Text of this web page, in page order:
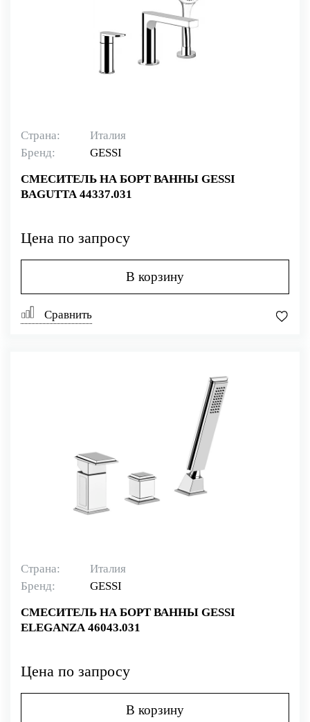
Страна:
Италия
Бренд:
GESSI
СМЕСИТЕЛЬ НА БОРТ ВАННЫ GESSI
BAGUTTA 44337.031
Цена по запросу
В корзину
Сравнить
Страна:
Италия
Бренд:
GESSI
СМЕСИТЕЛЬ НА БОРТ ВАННЫ GESSI
ELEGANZA 46043.031
Цена по запросу
В корзину